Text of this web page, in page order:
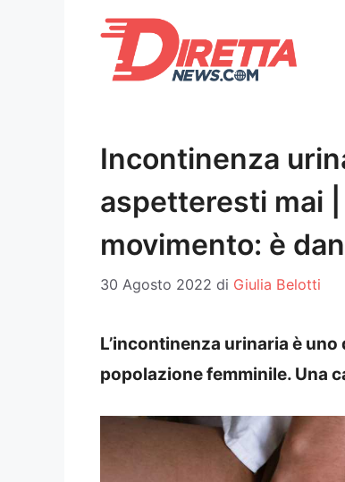
Incontinenza
aspetteresti mai
movimento: è
30 Agosto 2022 di Giulia Belotti
L’incontinenza urinaria è
popolazione femminile. Una